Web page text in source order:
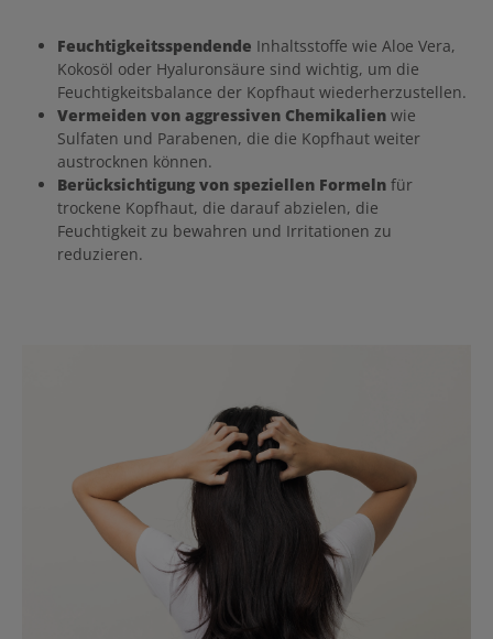
Feuchtigkeitsspendende Inhaltsstoffe wie Aloe Vera,
Kokosöl oder Hyaluronsäure sind wichtig, um die
Feuchtigkeitsbalance der Kopfhaut wiederherzustellen.
Vermeiden von aggressiven Chemikalien wie
Sulfaten und Parabenen, die die Kopfhaut weiter
austrocknen können.
Berücksichtigung von speziellen Formeln für
trockene Kopfhaut, die darauf abzielen, die
Feuchtigkeit zu bewahren und Irritationen zu
reduzieren.